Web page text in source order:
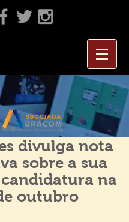
divulga nota
sobre a sua
na
outubro